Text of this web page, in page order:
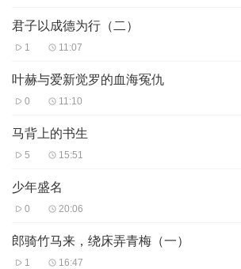
君子以成德为行（二）
1 11:07
叶赫与爱新觉罗的血海冤仇
0 11:10
马背上的书生
5 15:51
少年盛名
0 20:06
郎骑竹马来，绕床弄青梅（一）
1 16:47